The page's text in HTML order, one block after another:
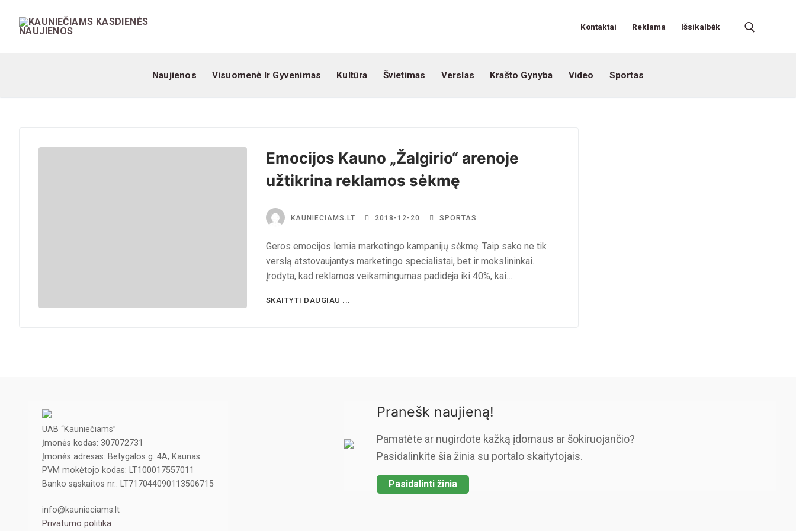
Kontaktai Reklama Išsikalbėk
Naujienos Visuomenė Ir Gyvenimas Kultūra Švietimas Verslas Krašto Gynyba Video Sportas
Emocijos Kauno „Žalgirio“ arenoje
užtikrina reklamos sėkmę
KAUNIECIAMS.LT 2018-12-20 SPORTAS
Geros emocijos lemia marketingo kampanijų sėkmę. Taip sako ne tik
verslą atstovaujantys marketingo specialistai, bet ir mokslininkai.
Įrodyta, kad reklamos veiksmingumas padidėja iki 40%, kai…
SKAITYTI DAUGIAU ...
UAB “Kauniečiams”
Įmonės kodas: 307072731
Įmonės adresas: Betygalos g. 4A, Kaunas
PVM mokėtojo kodas: LT100017557011
Banko sąskaitos nr.: LT717044090113506715
info@kaunieciams.lt
Privatumo politika
Pranešk naujieną!
Pamatėte ar nugirdote kažką įdomaus ar šokiruojančio?
Pasidalinkite šia žinia su portalo skaitytojais.
Pasidalinti žinia